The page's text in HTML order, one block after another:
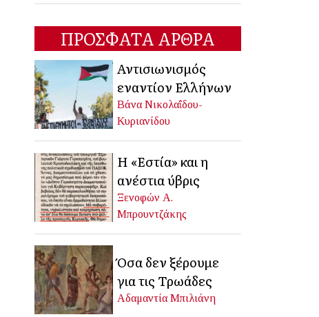
ΠΡΟΣΦΑΤΑ ΑΡΘΡΑ
Αντισιωνισμός
εναντίον Ελλήνων
Βάνα Νικολαΐδου-
Κυριανίδου
Η «Εστία» και η
ανέστια ύβρις
Ξενοφών Α.
Μπρουντζάκης
Όσα δεν ξέρουμε
για τις Τρωάδες
Αδαμαντία Μπιλιάνη